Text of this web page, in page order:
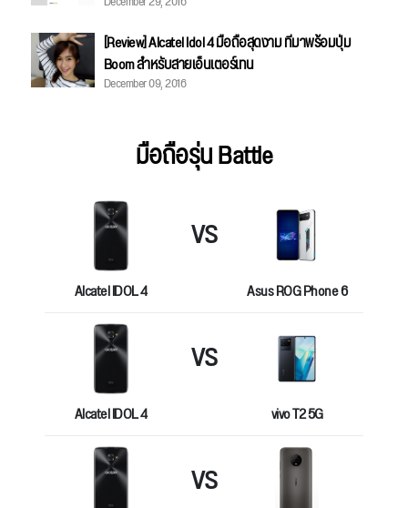
[Review] Alcatel Idol 4 มือถือสุดงาม ที่มาพร้อมปุ่ม
Boom สำหรับสายเอ็นเตอร์เทน
December 09, 2016
มือถือรุ่น Battle
Alcatel IDOL 4
VS
Asus ROG Phone 6
Alcatel IDOL 4
VS
vivo T2 5G
VS